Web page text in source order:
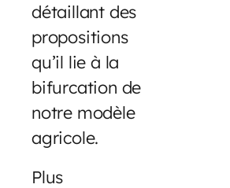
détaillant des
propositions
qu’il lie à la
bifurcation de
notre modèle
agricole.
Plus